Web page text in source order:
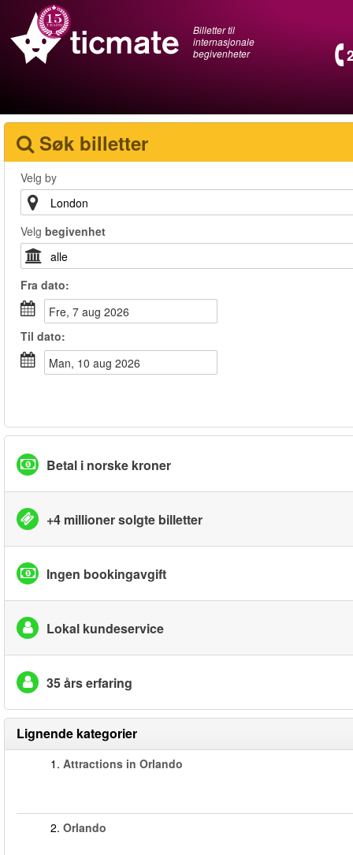
Billetter til
internasjonale
begivenheter
Søk billetter
Velg by
Velg begivenhet
Fra dato:
fre, 7 aug 2026
Til dato:
man, 10 aug 2026
Betal i norske kroner
+4 millioner solgte billetter
Ingen bookingavgift
Lokal kundeservice
35 års erfaring
Lignende kategorier
1. Attractions in Orlando
2. Orlando